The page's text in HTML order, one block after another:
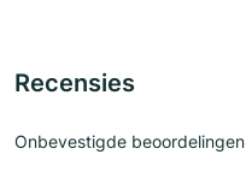
Recensies
Onbevestigde beoordelingen